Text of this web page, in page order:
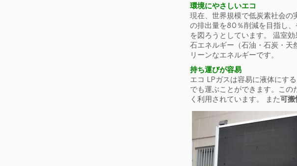
環境にやさしいエコ
現在、世界規模で低炭素社会
の排出量を80％削減を目指し
を図ろうとしています。 温室
石エネルギー（石油・石炭・
リーンなエネルギーです。
持ち運びが容易
エコ LPガスは容易に液体にする
でも運ぶことができます。こ
く利用されています。 また可搬